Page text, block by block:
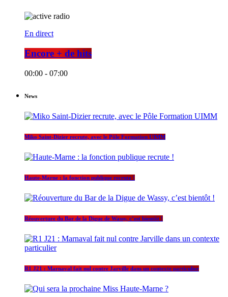
En direct
Encore + de hits
00:00 - 07:00
News
Miko Saint-Dizier recrute, avec le Pôle Formation UIMM
Haute-Marne : la fonction publique recrute !
Réouverture du Bar de la Digue de Wassy, c’est bientôt !
R1 J21 : Marnaval fait nul contre Jarville dans un contexte particulier